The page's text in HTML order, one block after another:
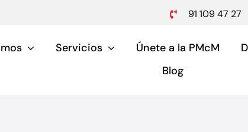
91 109 47 27
Servicios Únete a la PMcM
Blog